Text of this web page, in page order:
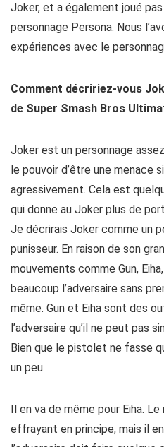
Joker, et a également joué
personnage Persona. Nous
expériences avec le
Comment décririez-vous
de Super Smash Bros
Joker est un personnage
le pouvoir d’être une menace
agressivement. Cela est
qui donne au Joker plus de
Je décrirais Joker comme un
punisseur. En raison de son
mouvements comme Gun,
beaucoup l’adversaire sans
même. Gun et Eiha sont des
l’adversaire qu’il ne peut pas
Bien que le pistolet ne fasse
un peu.
Il en va de même pour Eiha.
effrayant en principe, mais il